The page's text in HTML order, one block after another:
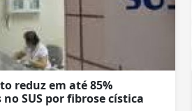
reduz em até 85%
SUS por fibrose cística